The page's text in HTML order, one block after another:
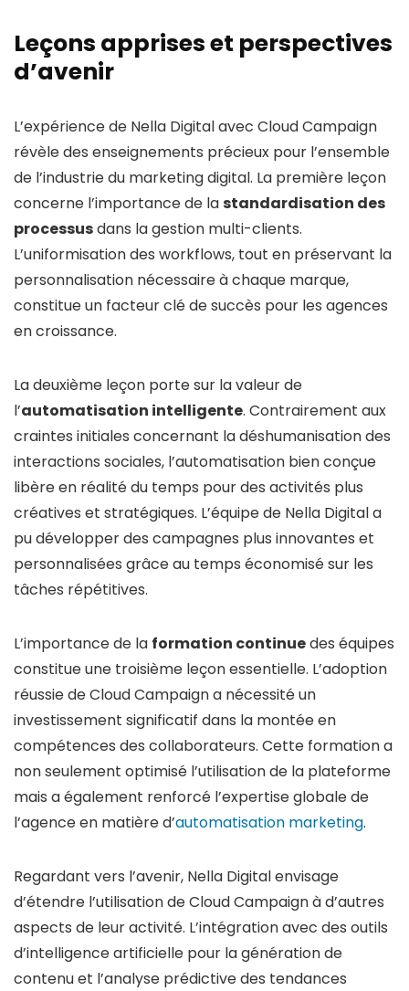
Leçons apprises et perspectives
d’avenir
L’expérience de Nella Digital avec Cloud Campaign
révèle des enseignements précieux pour l’ensemble
de l’industrie du marketing digital. La première leçon
concerne l’importance de lastandardisation des
processusdans la gestion multi-clients.
L’uniformisation des workflows, tout en préservant la
personnalisation nécessaire à chaque marque,
constitue un facteur clé de succès pour les agences
en croissance.
La deuxième leçon porte sur la valeur de
l’automatisation intelligente. Contrairement aux
craintes initiales concernant la déshumanisation des
interactions sociales, l’automatisation bien conçue
libère en réalité du temps pour des activités plus
créatives et stratégiques. L’équipe de Nella Digital a
pu développer des campagnes plus innovantes et
personnalisées grâce au temps économisé sur les
tâches répétitives.
L’importance de la formation continuedes équipes
constitue une troisième leçon essentielle. L’adoption
réussie de Cloud Campaign a nécessité un
investissement significatif dans la montée en
compétences des collaborateurs. Cette formation a
non seulement optimisé l’utilisation de la plateforme
mais a également renforcé l’expertise globale de
l’agence en matière d’automatisation marketing.
Regardant vers l’avenir, Nella Digital envisage
d’étendre l’utilisation de Cloud Campaign à d’autres
aspects de leur activité. L’intégration avec des outils
d’intelligence artificielle pour la génération de
contenu et l’analyse prédictive des tendances